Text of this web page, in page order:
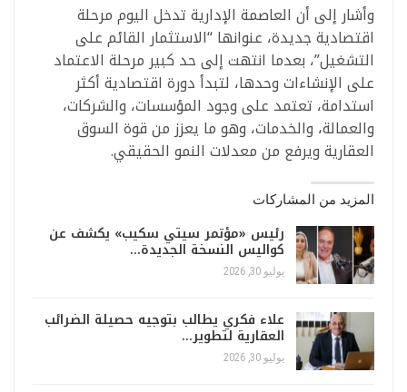
وأشار إلى أن العاصمة الإدارية تدخل اليوم مرحلة
اقتصادية جديدة، عنوانها “الاستثمار القائم على
التشغيل”، بعدما انتهت إلى حد كبير مرحلة الاعتماد
على الإنشاءات وحدها، لتبدأ دورة اقتصادية أكثر
استدامة، تعتمد على وجود المؤسسات، والشركات،
والعمالة، والخدمات، وهو ما يعزز من قوة السوق
العقارية ويرفع من معدلات النمو الحقيقي.
المزيد من المشاركات
رئيس «مؤتمر سيتي سكيب» يكشف عن
كواليس النسخة الجديدة…
يوليو 30, 2026
علاء فكري يطالب بتوجيه حصيلة الضرائب
العقارية لتطوير…
يوليو 30, 2026